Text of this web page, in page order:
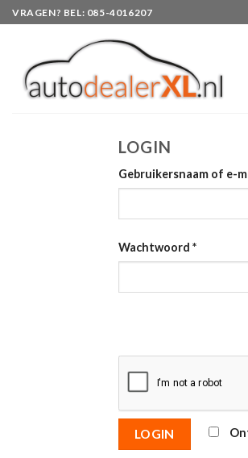
Skip
to
VRAGEN? BEL: 085-4016207
LOGIN
Gebruikersnaam of e-
Wachtwoord *
LOGIN